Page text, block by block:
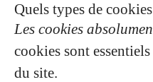
Quels types de
Les cookies
cookies sont
du site.